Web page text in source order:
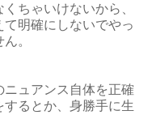
ちゃいけないから、
明確にしないでやっ
。
ュアンス自体を正確
るとか、身勝手に生